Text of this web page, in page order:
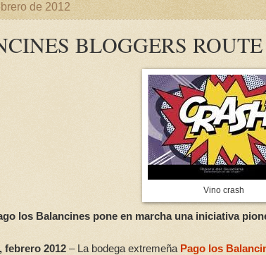
de 2012
BLOGGERS ROUTE
Vino crash
los Balancines pone en marcha una iniciativa
febrero 2012 – La bodega extremeña Pago los